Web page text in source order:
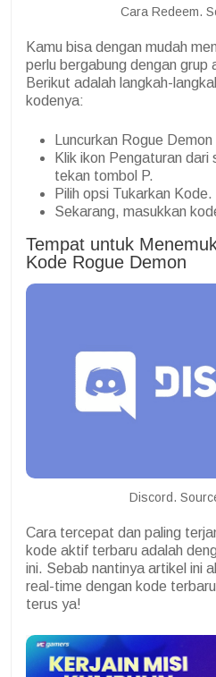
Cara Redeem.
Kamu bisa dengan mudah
perlu bergabung dengan grup
Berikut adalah langkah-
kodenya:
Luncurkan Rogue Demon
Klik ikon Pengaturan dari
tekan tombol P.
Pilih opsi Tukarkan Kode.
Sekarang, masukkan
Tempat untuk
Kode Rogue Demon
Discord.
Cara tercepat dan paling
kode aktif terbaru adalah
ini. Sebab nantinya artikel ini
real-time dengan kode
terus ya!